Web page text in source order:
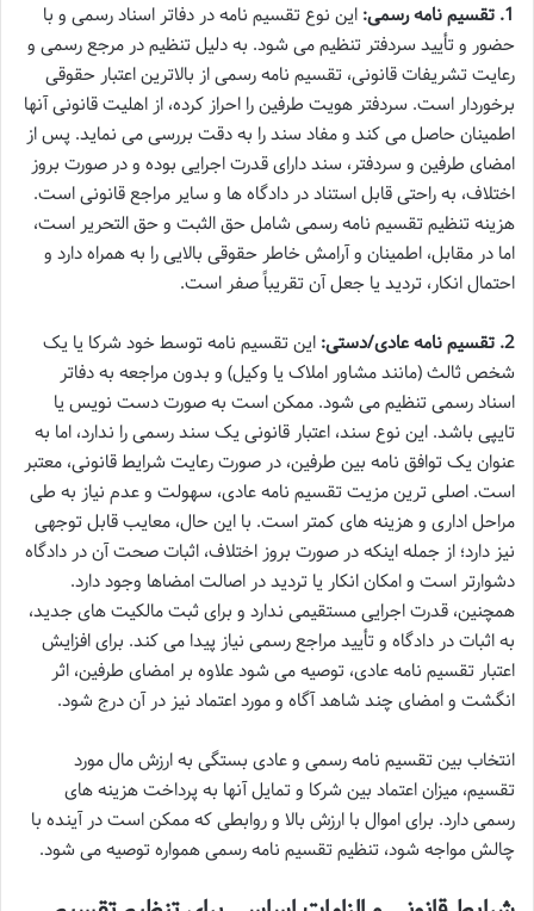
1. تقسیم نامه رسمی:
این نوع تقسیم نامه در دفاتر اسناد رسمی و با
حضور و تأیید سردفتر تنظیم می شود. به دلیل تنظیم در مرجع رسمی و
رعایت تشریفات قانونی، تقسیم نامه رسمی از بالاترین اعتبار حقوقی
برخوردار است. سردفتر هویت طرفین را احراز کرده، از اهلیت قانونی آنها
اطمینان حاصل می کند و مفاد سند را به دقت بررسی می نماید. پس از
امضای طرفین و سردفتر، سند دارای قدرت اجرایی بوده و در صورت بروز
اختلاف، به راحتی قابل استناد در دادگاه ها و سایر مراجع قانونی است.
هزینه تنظیم تقسیم نامه رسمی شامل حق الثبت و حق التحریر است،
اما در مقابل، اطمینان و آرامش خاطر حقوقی بالایی را به همراه دارد و
احتمال انکار، تردید یا جعل آن تقریباً صفر است.
2. تقسیم نامه عادی/دستی:
این تقسیم نامه توسط خود شرکا یا یک
شخص ثالث (مانند مشاور املاک یا وکیل) و بدون مراجعه به دفاتر
اسناد رسمی تنظیم می شود. ممکن است به صورت دست نویس یا
تایپی باشد. این نوع سند، اعتبار قانونی یک سند رسمی را ندارد، اما به
عنوان یک توافق نامه بین طرفین، در صورت رعایت شرایط قانونی، معتبر
است. اصلی ترین مزیت تقسیم نامه عادی، سهولت و عدم نیاز به طی
مراحل اداری و هزینه های کمتر است. با این حال، معایب قابل توجهی
نیز دارد؛ از جمله اینکه در صورت بروز اختلاف، اثبات صحت آن در دادگاه
دشوارتر است و امکان انکار یا تردید در اصالت امضاها وجود دارد.
همچنین، قدرت اجرایی مستقیمی ندارد و برای ثبت مالکیت های جدید،
به اثبات در دادگاه و تأیید مراجع رسمی نیاز پیدا می کند. برای افزایش
اعتبار تقسیم نامه عادی، توصیه می شود علاوه بر امضای طرفین، اثر
انگشت و امضای چند شاهد آگاه و مورد اعتماد نیز در آن درج شود.
انتخاب بین تقسیم نامه رسمی و عادی بستگی به ارزش مال مورد
تقسیم، میزان اعتماد بین شرکا و تمایل آنها به پرداخت هزینه های
رسمی دارد. برای اموال با ارزش بالا و روابطی که ممکن است در آینده با
چالش مواجه شود، تنظیم تقسیم نامه رسمی همواره توصیه می شود.